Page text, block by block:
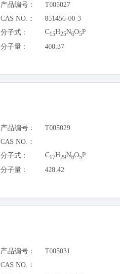
产品编号：
T005027
CAS NO.：
851456-00-3
分子式：
C15H25N6O5P
分子量：
400.37
产品编号：
T005029
CAS NO.：
分子式：
C17H29N6O5P
分子量：
428.42
产品编号：
T005031
CAS NO.：